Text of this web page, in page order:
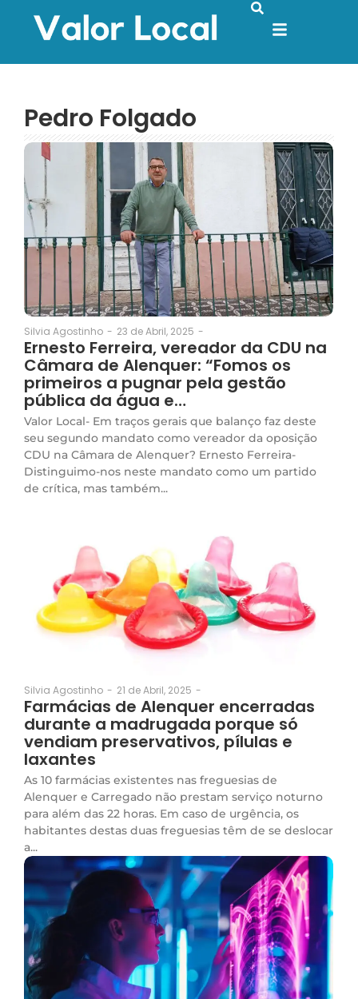
Pedro Folgado
Silvia Agostinho - 23 de Abril, 2025 -
Ernesto Ferreira, vereador da CDU na
Câmara de Alenquer: “Fomos os
primeiros a pugnar pela gestão
pública da água e…
Valor Local- Em traços gerais que balanço faz deste
seu segundo mandato como vereador da oposição
CDU na Câmara de Alenquer? Ernesto Ferreira-
Distinguimo-nos neste mandato como um partido
de crítica, mas também...
Silvia Agostinho - 21 de Abril, 2025 -
Farmácias de Alenquer encerradas
durante a madrugada porque só
vendiam preservativos, pílulas e
laxantes
As 10 farmácias existentes nas freguesias de
Alenquer e Carregado não prestam serviço noturno
para além das 22 horas. Em caso de urgência, os
habitantes destas duas freguesias têm de se deslocar
a...